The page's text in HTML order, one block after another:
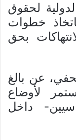
لحقوق
خطوات
بحق
عن بالغ
لأوضاع
داخل